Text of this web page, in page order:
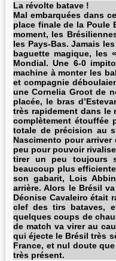
La révolte batave !
Mal embarquées dans
place finale de la Poule
moment, les
les Pays-Bas. Jamais
baguette magique, les
Mondial. Une 6-0
machine à monter les
et compagnie
une Cornelia Groot de
placée, le bras
très rapidement dans le
complètement étouffée
totale de précision au
Nascimento pour
peu pour pouvoir
tirer un peu toujours
beaucoup plus
son gabarit, Lois
arrière. Alors le Brésil
Déonise Cavaleiro était
clef des tirs bataves,
quelques coups de
de match va virer au
qui éjecte le Brésil très
France, et nul doute
très présent.